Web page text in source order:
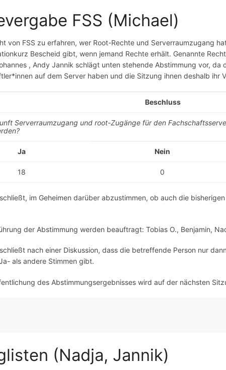
FSS (Michael)
von FSS zu erfahren, wer Root-Rechte und Serverraumzugang
Bescheid gibt, wenn jemand Rechte erhält. Genannte
, Andy Jannik schlägt unten stehende Abstimmung vor, da
auf dem Server haben und die Sitzung ihnen deshalb ihr
Beschluss
Serverraumzugang und root-Zugänge für den
Ja Nein
18 0
im Geheimen darüber abzustimmen, ob auch die
der Abstimmung werden beauftragt: Tobias O., Benjamin,
nach einer Diskussion, dass die betreffende Person nur
als andere Stimmen gibt.
des Abstimmungsergebnisses wird auf der nächsten
(Nadja, Jannik)